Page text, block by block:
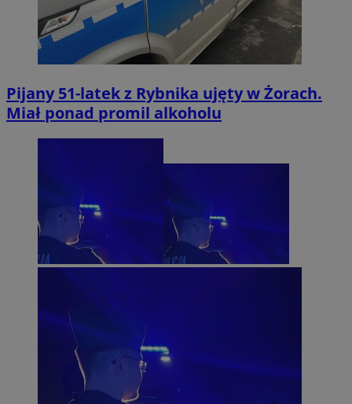
Pijany 51-latek z Rybnika ujęty w Żorach.
Miał ponad promil alkoholu